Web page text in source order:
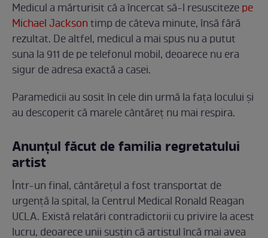
Medicul a mărturisit că a încercat să-l resuscitezepe
Michael Jacksontimp de câteva minute, însă fără
rezultat. De altfel, medicul a mai spus nu a putut
suna la 911 de pe telefonul mobil, deoarece nu era
sigur de adresa exactă a casei.
Paramedicii au sosit în cele din urmă la fața locului și
au descoperit că marele cântăreț nu mai respira.
Anunțul făcut de familia regretatului
artist
Într-un final, cântărețul a fost transportat de
urgență la spital, la Centrul Medical Ronald Reagan
UCLA. Există relatări contradictorii cu privire la acest
lucru, deoarece unii susțin că artistul încă mai avea